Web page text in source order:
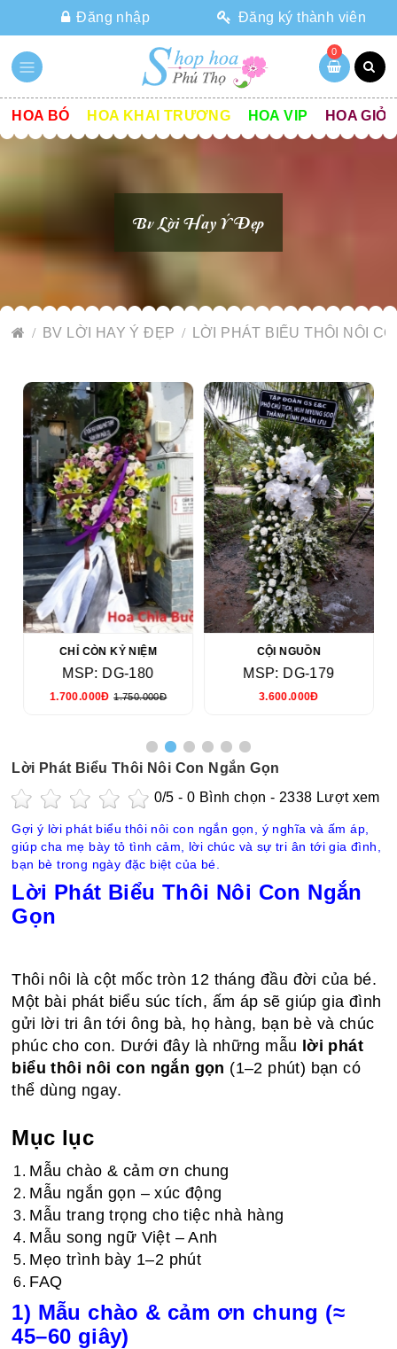
Đăng nhập Đăng ký thành viên
0
HOA BÓ HOA KHAI TRƯƠNG HOA VIP HOA GIỎ
Bv Lời Hay Ý Đẹp
BV LỜI HAY Ý ĐẸP LỜI PHÁT BIỂU THÔI NÔI
CHỈ CÒN KỶ NIỆM
MSP: DG-180
1.700.000Đ 1.750.000Đ
CỘI NGUỒN
MSP: DG-179
3.600.000Đ
Lời Phát Biểu Thôi Nôi Con Ngắn Gọn
0/5 -0 Bình chọn - 2338 Lượt xem
Gợi ý lời phát biểu thôi nôi con ngắn gọn, ý nghĩa và ấm áp,
giúp cha mẹ bày tỏ tình cảm, lời chúc và sự tri ân tới gia đình,
bạn bè trong ngày đặc biệt của bé.
Lời Phát Biểu Thôi Nôi Con Ngắn
Gọn
Thôi nôi là cột mốc tròn 12 tháng đầu đời của bé.
Một bài phát biểu súc tích, ấm áp sẽ giúp gia đình
gửi lời tri ân tới ông bà, họ hàng, bạn bè và chúc
phúc cho con. Dưới đây là những mẫu lời phát
biểu thôi nôi con ngắn gọn (1–2 phút) bạn có
thể dùng ngay.
Mục lục
Mẫu chào & cảm ơn chung
Mẫu ngắn gọn – xúc động
Mẫu trang trọng cho tiệc nhà hàng
Mẫu song ngữ Việt – Anh
Mẹo trình bày 1–2 phút
FAQ
1) Mẫu chào & cảm ơn chung (≈
45–60 giây)